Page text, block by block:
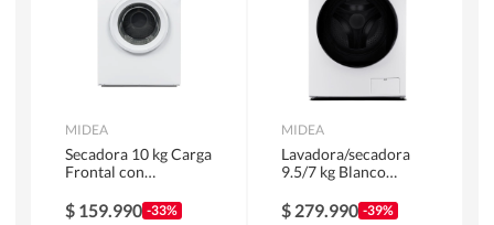
MIDEA
Secadora 10 kg Carga
Frontal con
MD100A100/W2
$ 159.990 -33%
MIDEA
Lavadora/secadora
9.5/7 kg Blanco
$ 279.990 -39%